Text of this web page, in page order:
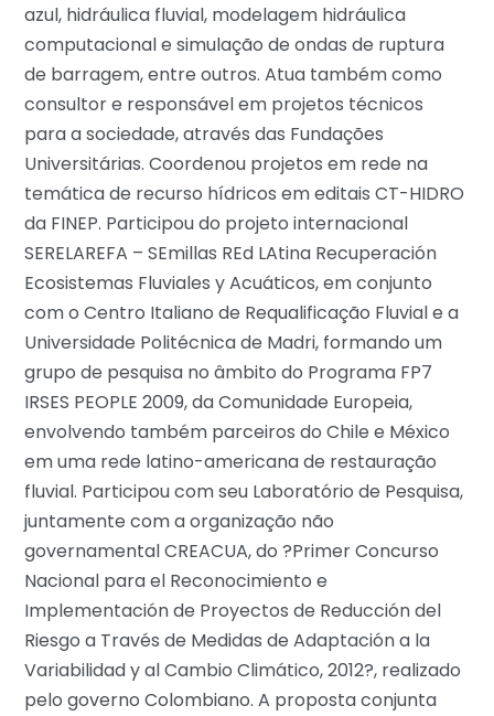
azul, hidráulica fluvial, modelagem hidráulica
computacional e simulação de ondas de ruptura
de barragem, entre outros. Atua também como
consultor e responsável em projetos técnicos
para a sociedade, através das Fundações
Universitárias. Coordenou projetos em rede na
temática de recurso hídricos em editais CT-HIDRO
da FINEP. Participou do projeto internacional
SERELAREFA – SEmillas REd LAtina Recuperación
Ecosistemas Fluviales y Acuáticos, em conjunto
com o Centro Italiano de Requalificação Fluvial e a
Universidade Politécnica de Madri, formando um
grupo de pesquisa no âmbito do Programa FP7
IRSES PEOPLE 2009, da Comunidade Europeia,
envolvendo também parceiros do Chile e México
em uma rede latino-americana de restauração
fluvial. Participou com seu Laboratório de Pesquisa,
juntamente com a organização não
governamental CREACUA, do ?Primer Concurso
Nacional para el Reconocimiento e
Implementación de Proyectos de Reducción del
Riesgo a Través de Medidas de Adaptación a la
Variabilidad y al Cambio Climático, 2012?, realizado
pelo governo Colombiano. A proposta conjunta